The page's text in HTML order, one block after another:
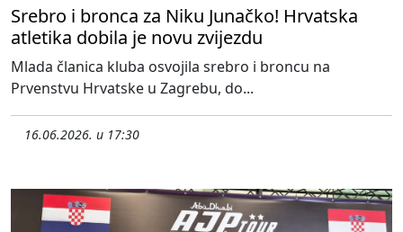
Srebro i bronca za Niku Junačko! Hrvatska
atletika dobila je novu zvijezdu
Mlada članica kluba osvojila srebro i broncu na
Prvenstvu Hrvatske u Zagrebu, do...
16.06.2026. u 17:30